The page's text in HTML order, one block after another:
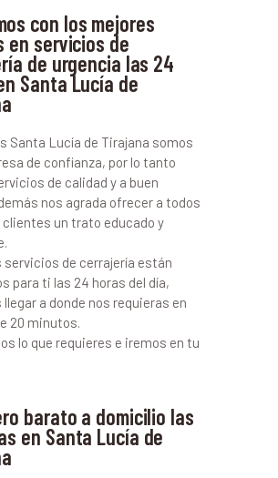
con los mejores
en servicios de
de urgencia las 24
Santa Lucía de
Santa Lucía de Tirajana somos
de confianza, por lo tanto
de calidad y a buen
nos agrada ofrecer a todos
un trato educado y
servicios de cerrajería están
para ti las 24 horas del día,
llegar a donde nos requieras en
20 minutos.
lo que requieres e iremos en tu
barato a domicilio las
en Santa Lucía de